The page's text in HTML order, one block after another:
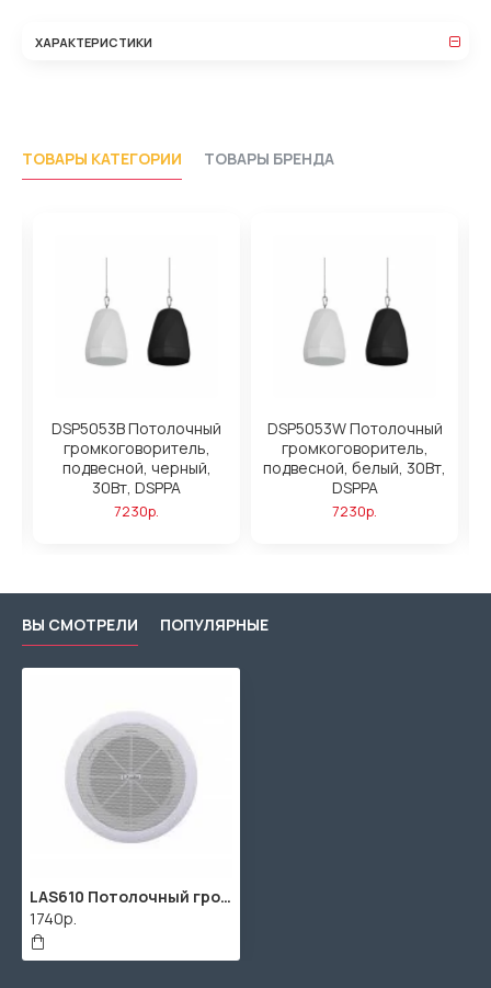
ХАРАКТЕРИСТИКИ
ТОВАРЫ КАТЕГОРИИ ТОВАРЫ БРЕНДА
DSP5053B Потолочный
громкоговоритель,
подвесной, черный,
30Вт, DSPPA
7230р.
DSP5053W Потолочный
громкоговоритель,
подвесной, белый, 30Вт,
DSPPA
7230р.
ВЫ СМОТРЕЛИ ПОПУЛЯРНЫЕ
LAS610 Потолочный громкоговоритель, 10Вт 6.5" , LAudio
1740р.